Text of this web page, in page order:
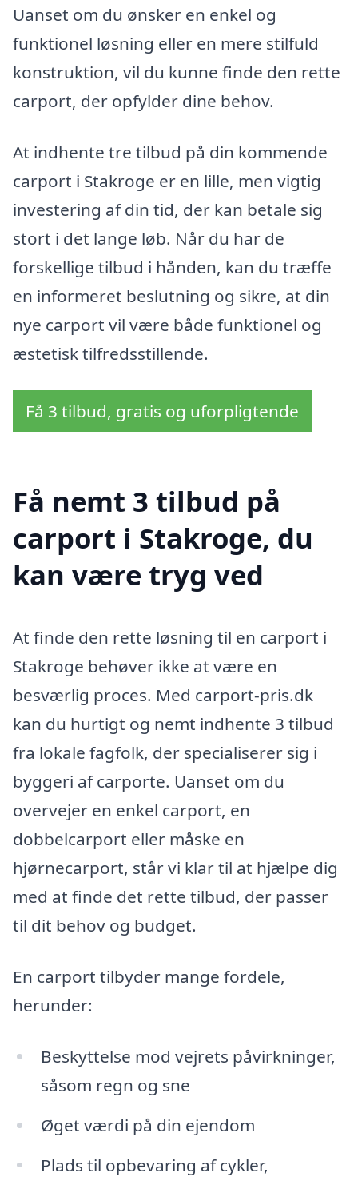
Uanset om du ønsker en enkel og
funktionel løsning eller en mere stilfuld
konstruktion, vil du kunne finde den rette
carport, der opfylder dine behov.
At indhente tre tilbud på din kommende
carport i Stakroge er en lille, men vigtig
investering af din tid, der kan betale sig
stort i det lange løb. Når du har de
forskellige tilbud i hånden, kan du træffe
en informeret beslutning og sikre, at din
nye carport vil være både funktionel og
æstetisk tilfredsstillende.
Få 3 tilbud, gratis og uforpligtende
Få nemt 3 tilbud på
carport i Stakroge, du
kan være tryg ved
At finde den rette løsning til en carport i
Stakroge behøver ikke at være en
besværlig proces. Med carport-pris.dk
kan du hurtigt og nemt indhente 3 tilbud
fra lokale fagfolk, der specialiserer sig i
byggeri af carporte. Uanset om du
overvejer en enkel carport, en
dobbelcarport eller måske en
hjørnecarport, står vi klar til at hjælpe dig
med at finde det rette tilbud, der passer
til dit behov og budget.
En carport tilbyder mange fordele,
herunder:
Beskyttelse mod vejrets påvirkninger,
såsom regn og sne
Øget værdi på din ejendom
Plads til opbevaring af cykler,